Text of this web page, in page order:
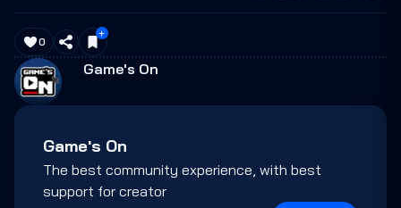
0
Game's On
Game's On
The best community experience, with best
support for creator